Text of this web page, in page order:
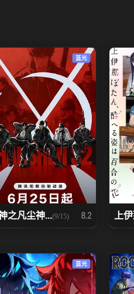
蓝光
之凡尘神...(9/15) 8.2 上
蓝光